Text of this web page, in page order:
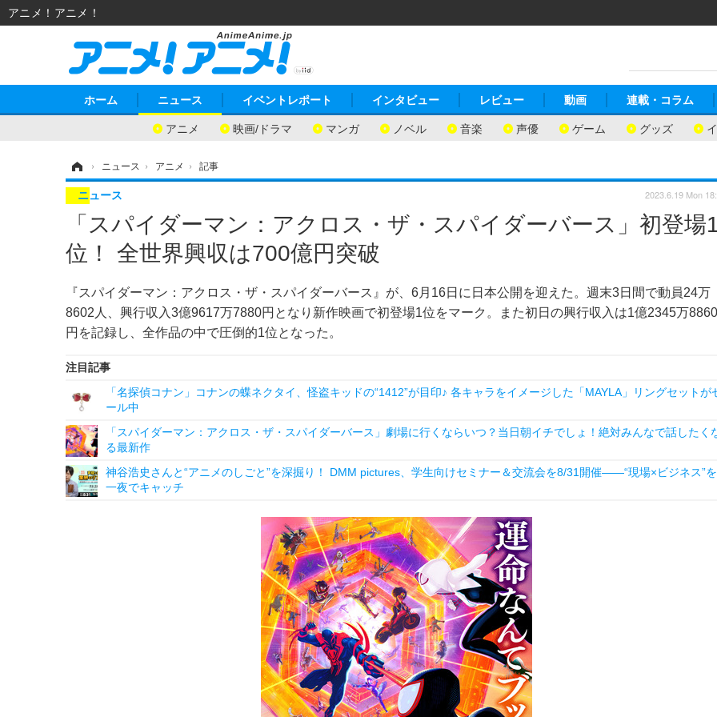
ホーム ニュース
アニメ 映画/ドラマ マンガ ノベル 音楽 声優 ゲーム グッズ
イベントレポート インタビュー レビュー 動画 連載・コラム
› ニュース › アニメ › 記事
「スパイダーマン：アクロス・ザ・スパイダーバース」初登場
位！ 全世界興収は700億円突破
『スパイダーマン：アクロス・ザ・スパイダーバース』が、6月16日に日本公開を迎えた。週末3日間で動員24万
8602人、興行収入3億9617万7880円となり新作映画で初登場1位をマーク。また初日の興行収入は1億2345万8860
円を記録し、全作品の中で圧倒的1位となった。
ニュース 2023.6.19 Mon
注目記事
「名探偵コナン」コナンの蝶ネクタイ、怪盗キッドの“1412”が目印♪ 各キャラをイメージした「MAYLA」リングセットが
ール中
「スパイダーマン：アクロス・ザ・スパイダーバース」劇場に行くならいつ？当日朝イチでしょ！絶対みんなで話したく
る最新作
神谷浩史さんと“アニメのしごと”を深掘り！ DMM pictures、学生向けセミナー＆交流会を8/31開催――“現場×ビジネス”を
一夜でキャッチ
アニメ！アニメ！